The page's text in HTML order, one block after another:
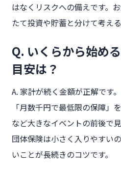
はなくリスクへの備えです。
たて投資や貯蓄と分けて考え
Q. いくらから始め
目安は？
A. 家計が続く金額が正解です
「月数千円で最低限の保障」
など大きなイベントの前後で
団体保険は小さく入りやすい
いことが長続きのコツです。